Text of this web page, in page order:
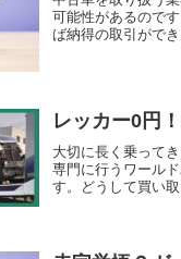
可能性があるので
ば納得の取引がで
レッカー0円
大切に長く乗って
専門に行うワール
す。どうして買い